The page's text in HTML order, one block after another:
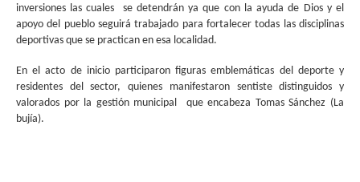
inversiones las cuales se detendrán ya que con la ayuda de Dios y el
apoyo del pueblo seguirá trabajado para fortalecer todas las disciplinas
deportivas que se practican en esa localidad.
En el acto de inicio participaron figuras emblemáticas del deporte y
residentes del sector, quienes manifestaron sentiste distinguidos y
valorados por la gestión municipal que encabeza Tomas Sánchez (La
bujía).